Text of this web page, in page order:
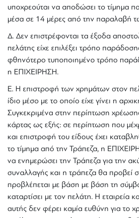
υποχρεούται να αποδώσει το τίμημα
μέσα σε 14 μέρες από την παραλαβή
Δ. Δεν επιστρέφονται τα έξοδα
πελάτης είχε επιλέξει τρόπο
φθηνότερο τυποποιημένο τρόπο
η ΕΠΙΧΕΙΡΗΣΗ.
Ε. Η επιστροφή των χρημάτων στον
ίδιο μέσο με το οποίο είχε γίνει η
Συγκεκριμένα στην περίπτωση
κάρτας ως εξής: σε περίπτωση που
και επιστροφή του είδους έχει
το τίμημα από την Τράπεζα, η
να ενημερώσει την Τράπεζα για την
συναλλαγής και η τράπεζα θα προβεί
προβλέπεται με βάση με βάση τη
καταρτίσει με τον πελάτη. Η εταιρεία
αυτής δεν φέρει καμία ευθύνη για το